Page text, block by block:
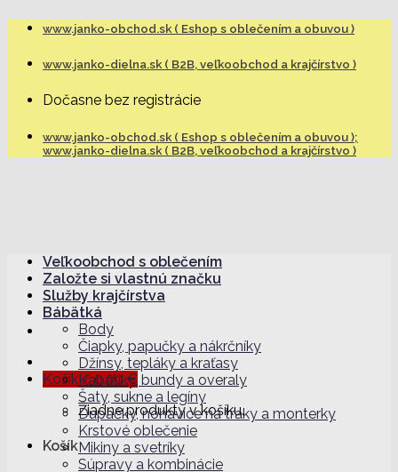
Skip
content
www.janko-obchod.sk ( Eshop s oblečením a obuvou )
www.janko-dielna.sk ( B2B, veľkoobchod a krajčírstvo )
Dočasne bez registrácie
www.janko-obchod.sk ( Eshop s oblečením a obuvou );
www.janko-dielna.sk ( B2B, veľkoobchod a krajčírstvo )
Košík /0,00€
Žiadne produkty v košíku.
Košík
Veľkoobchod s oblečením
Založte si vlastnú značku
Služby krajčírstva
Bábätká
Body
Čiapky, papučky a nákrčníky
Džínsy, tepláky a kraťasy
Kabátiky, bundy a overaly
Šaty, sukne a legíny
Dupačky, nohavice na traky a monterky
Krstové oblečenie
Mikiny a svetríky
Súpravy a kombinácie